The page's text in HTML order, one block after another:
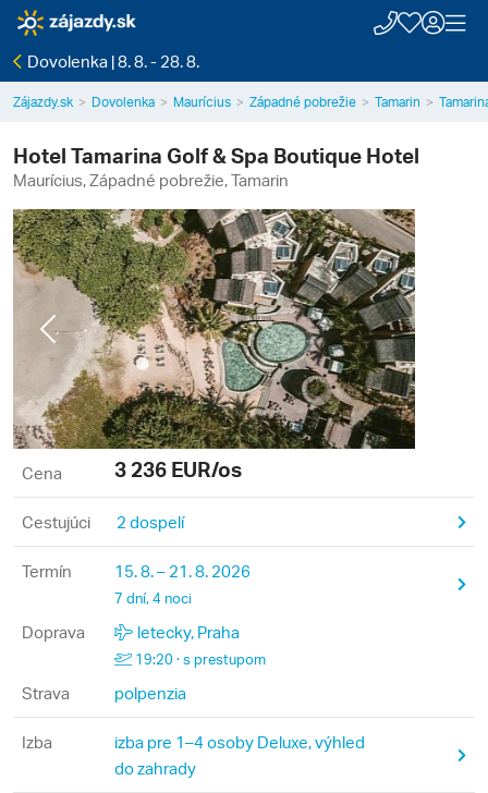
Dovolenka | 8. 8. - 28. 8.
Zájazdy.sk Dovolenka Maurícius Západné pobrežie Tamarin
Hotel Tamarina Golf & Spa Boutique Hotel
Maurícius, Západné pobrežie, Tamarin
Previous
Cena 3 236 EUR/os
Cestujúci 2 dospelí
Termín 15. 8. – 21. 8. 2026
7 dní, 4 noci
Doprava letecky, Praha
19:20 · s prestupom
Strava polpenzia
Izba
izba pre 1–4 osoby Deluxe, výhled
do zahrady